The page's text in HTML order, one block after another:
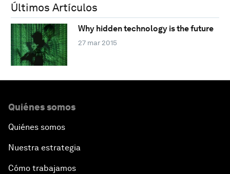
Últimos Artículos
Why hidden technology is the future
27 mar 2015
Quiénes somos
Quiénes somos
Nuestra estrategia
Cómo trabajamos